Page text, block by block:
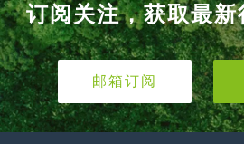
订阅关注，获取最
邮箱订阅